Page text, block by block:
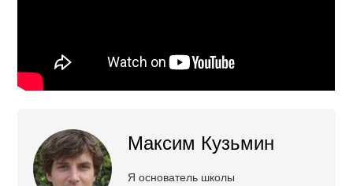
Максим Кузьмин
Я основатель школы